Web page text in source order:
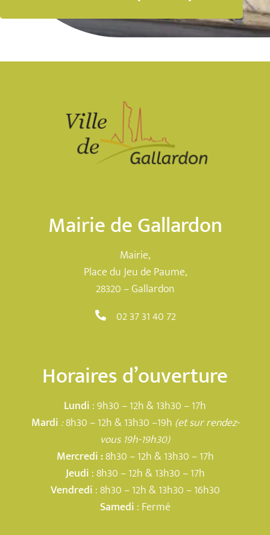
Mairie de Gallardon
Mairie,
Place du Jeu de Paume,
28320 – Gallardon
02 37 31 40 72
Horaires d’ouverture
Lundi : 9h30 – 12h & 13h30 – 17h
Mardi :8h30 – 12h & 13h30 –19h (et sur rendez-
vous 19h-19h30)
Mercredi :8h30 – 12h & 13h30 – 17h
Jeudi : 8h30 – 12h & 13h30 – 17h
Vendredi : 8h30 – 12h & 13h30 – 16h30
Samedi : Fermé